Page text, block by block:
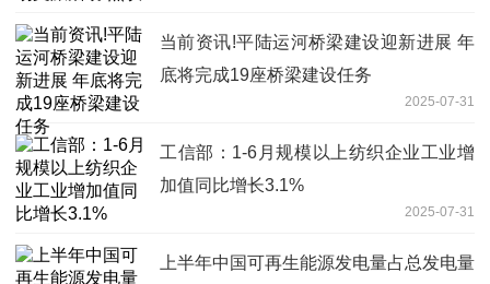
当前资讯!平陆运河桥梁建设迎新进展 年
底将完成19座桥梁建设任务
2025-07-31
工信部：1-6月规模以上纺织企业工业增
加值同比增长3.1%
2025-07-31
上半年中国可再生能源发电量占总发电量